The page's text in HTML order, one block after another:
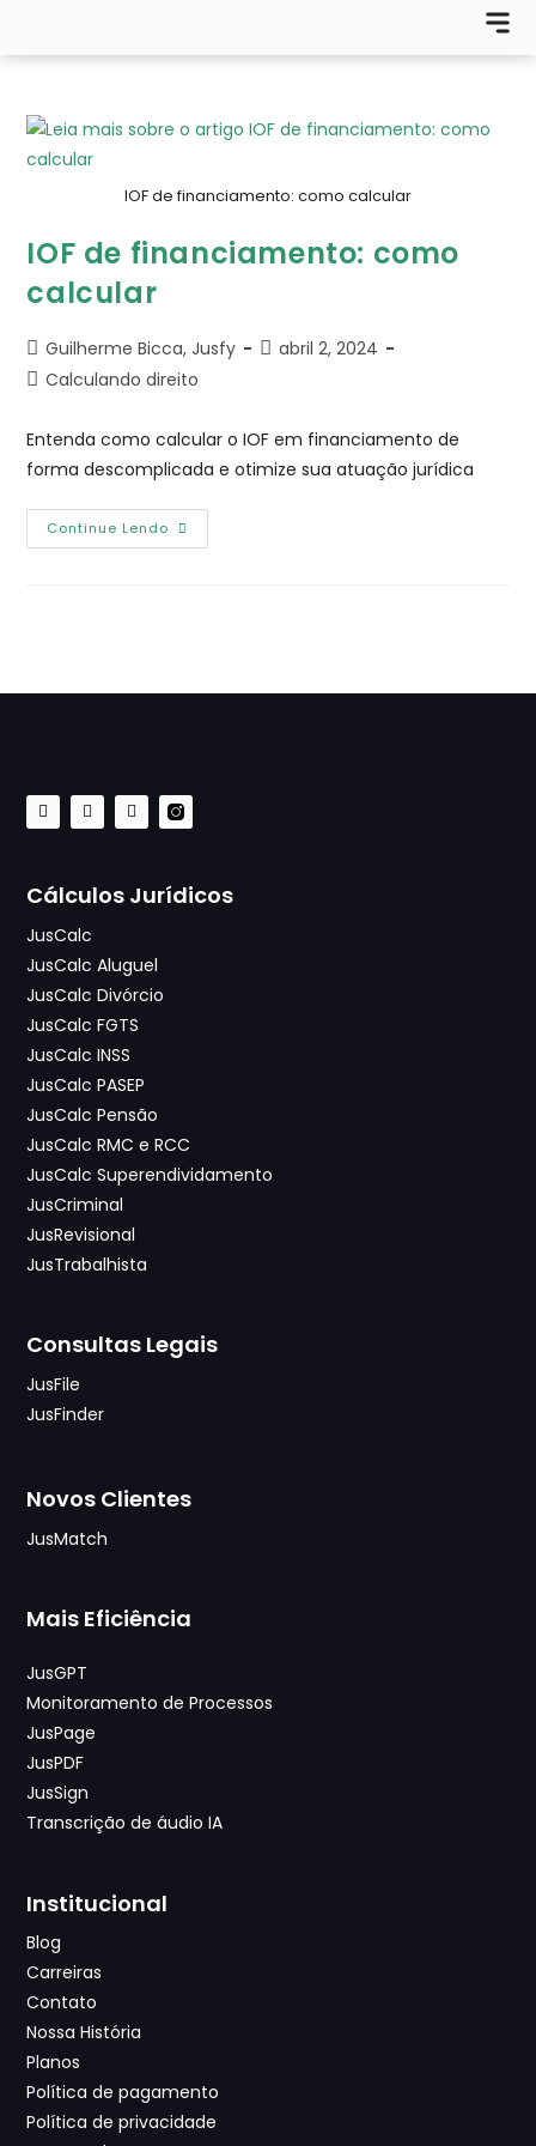
IOF de financiamento: como calcular
IOF de financiamento: como
calcular
Guilherme Bicca, Jusfy
abril 2, 2024
Calculando direito
Entenda como calcular o IOF em financiamento de
forma descomplicada e otimize sua atuação jurídica
Continue Lendo
Cálculos Jurídicos
JusCalc
JusCalc Aluguel
JusCalc Divórcio
JusCalc FGTS
JusCalc INSS
JusCalc PASEP
JusCalc Pensão
JusCalc RMC e RCC
JusCalc Superendividamento
JusCriminal
JusRevisional
JusTrabalhista
Consultas Legais
JusFile
JusFinder
Novos Clientes
JusMatch
Mais Eficiência
JusGPT
Monitoramento de Processos
JusPage
JusPDF
JusSign
Transcrição de áudio IA
Institucional
Blog
Carreiras
Contato
Nossa História
Planos
Política de pagamento
Política de privacidade